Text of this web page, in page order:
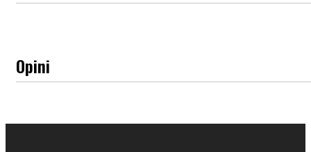
Opini